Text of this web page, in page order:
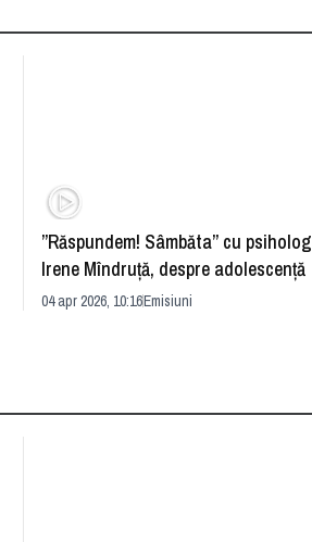
”Răspundem! Sâmbăta” cu psiholog
Irene Mîndruță, despre adolescență
04 apr 2026, 10:16Emisiuni